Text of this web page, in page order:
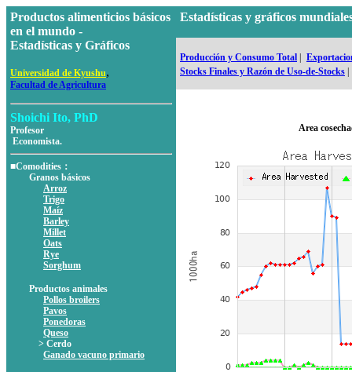
Productos alimenticios básicos
en el mundo -
Estadísticas y Gráficos
Universidad de Kyushu,
Facultad de Agricultura
Shoichi Ito, PhD
Profesor
Economista.
■Comodities：
Granos básicos
Arroz
Trigo
Maíz
Barley
Millet
Oats
Rye
Sorghum
Productos animales
Pollos broilers
Pavos
Ponedoras
Queso
> Cerdo
Ganado vacuno primario
Estadísticas y gráficos
Producción y Consumo Total
Stocks Finales y Razón de Uso-de-Stocks
Area